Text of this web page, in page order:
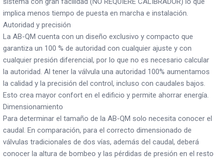
implica menos tiempo de puesta en marcha e instalación.
Autoridad y precisión
La AB-QM cuenta con un diseño exclusivo y compacto que
garantiza un 100 % de autoridad con cualquier ajuste y con
cualquier presión diferencial, por lo que no es necesario calcular
la autoridad. Al tener la válvula una autoridad 100% aumentamos
la calidad y la precisión del control, incluso con caudales bajos.
Esto crea mayor confort en el edificio y permite ahorrar energía.
Dimensionamiento
Para determinar el tamaño de la AB-QM solo necesita conocer el
caudal. En comparación, para el correcto dimensionado de
válvulas tradicionales de dos vías, además del caudal, deberá
conocer la altura de bombeo y las pérdidas de presión en el resto